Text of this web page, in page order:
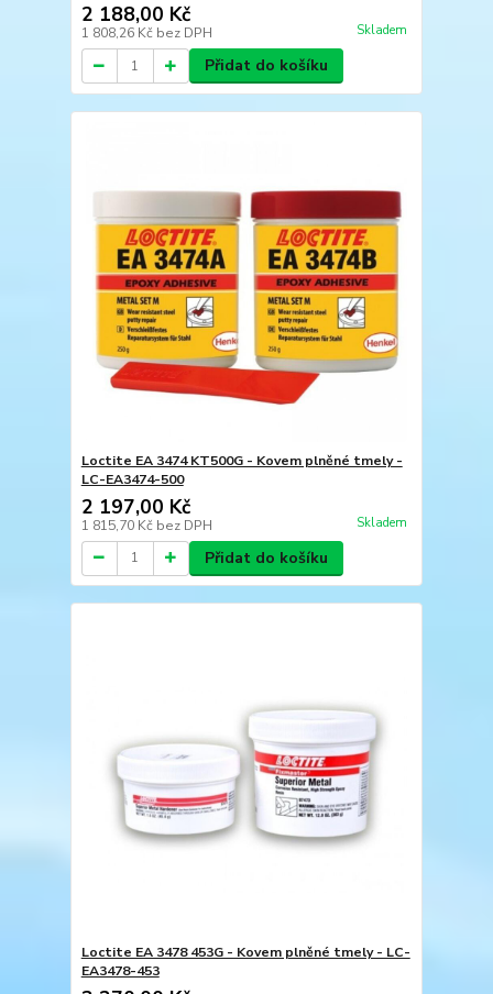
2 188,00 Kč
1 808,26 Kč bez DPH Skladem
Přidat do košíku
Loctite EA 3474 KT500G - Kovem plněné tmely -
LC-EA3474-500
2 197,00 Kč
1 815,70 Kč bez DPH Skladem
Přidat do košíku
Loctite EA 3478 453G - Kovem plněné tmely - LC-
EA3478-453